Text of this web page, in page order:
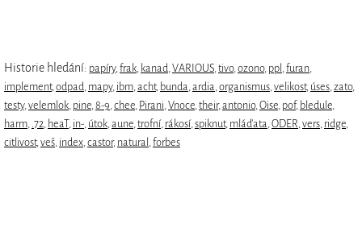
Historie hledání: papíry,frak, kanad,VARIOUS,tivo,ozono, ppl ,furan,
implement,odpad, mapy, ibm,acht, bunda,ardia,organismus,velikost, úses,zato,
testy,velemlok, pine,8-9,chee, Pirani,Vnoce,their,antonio,Oise, pof, bledule,
harm, .72, heaT, in-, útok,aune,trofní, rákosí,spiknut, mláďata,ODER,vers, ridge,
citlivost,veš, index,castor, natural ,forbes